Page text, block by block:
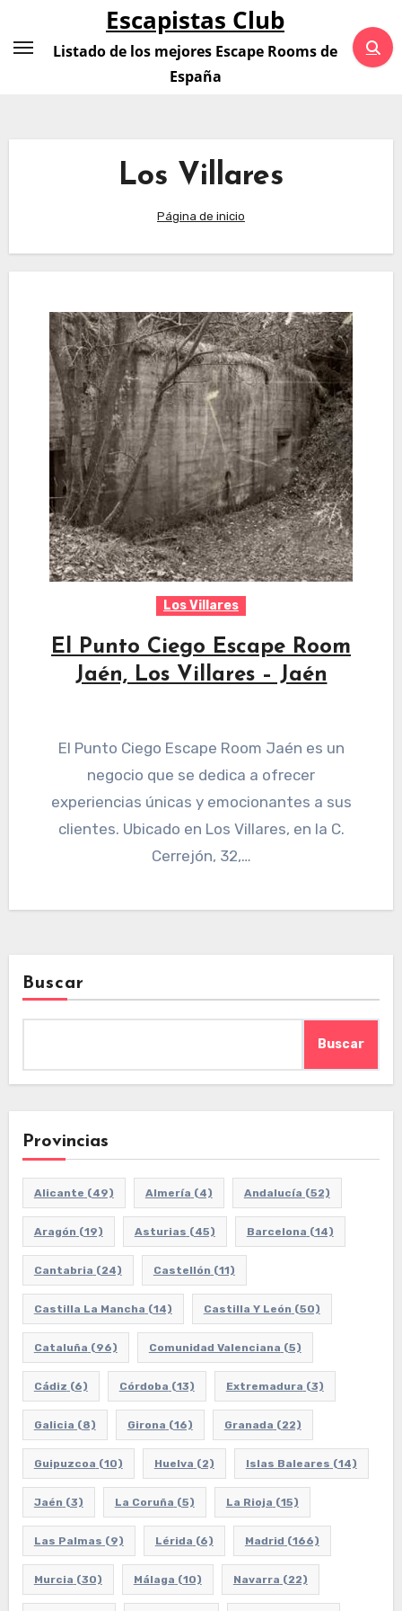
contenido
Escapistas Club
Listado de los mejores Escape Rooms de
España
Los Villares
Página de inicio
Los Villares
El Punto Ciego Escape Room
Jaén, Los Villares – Jaén
El Punto Ciego Escape Room Jaén es un
negocio que se dedica a ofrecer
experiencias únicas y emocionantes a sus
clientes. Ubicado en Los Villares, en la C.
Cerrejón, 32,…
Buscar
Buscar
Provincias
Alicante (49) Almería (4) Andalucía (52)
Aragón (19) Asturias (45) Barcelona (14)
Cantabria (24) Castellón (11)
Castilla La Mancha (14) Castilla Y León (50)
Cataluña (96) Comunidad Valenciana (5)
Cádiz (6) Córdoba (13) Extremadura (3)
Galicia (8) Girona (16) Granada (22)
Guipuzcoa (10) Huelva (2) Islas Baleares (14)
Jaén (3) La Coruña (5) La Rioja (15)
Las Palmas (9) Lérida (6) Madrid (166)
Murcia (30) Málaga (10) Navarra (22)